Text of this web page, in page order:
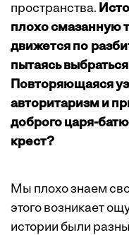
пространства.
плохо смазанную
движется по
пытаясь
Повторяющаяся
авторитаризм и
доброго царя-
крест?
Мы плохо знаем
этого возникает
истории были